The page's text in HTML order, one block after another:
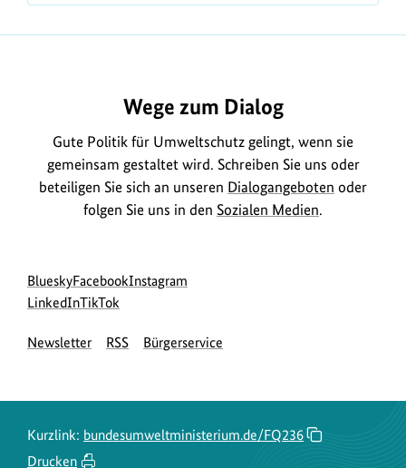
Wege zum Dialog
Gute Politik für Umweltschutz gelingt, wenn sie
gemeinsam gestaltet wird. Schreiben Sie uns oder
beteiligen Sie sich an unseren Dialogangeboten oder
folgen Sie uns in den Sozialen Medien.
Social
Media
Blueskyzur
Bluesky-
des
Facebookzur
des
Instagram
des
LinkedInzur
Seite
zur
Seite
TikTok
Newsletter RSS Bürgerservice
Kurzlink: bundesumweltministerium.de/FQ236
Drucken